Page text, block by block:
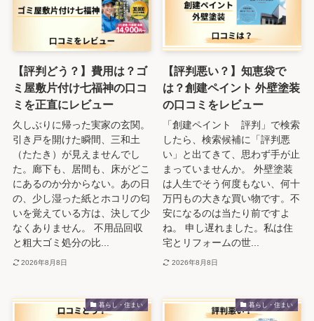
【評判どう？】費用は？ゴ
ミ屋敷片付け七福神の口コ
ミを正直にレビュー
久しぶりに帰った実家の玄関。
引き戸を開けた瞬間、三和土
（たたき）が見えませんでし
た。廊下も、居間も、床がどこ
にあるのか分からない。あの日
の、少し湿った紙とホコリの匂
いを覚えている方は、決して少
なくありません。 不用品回収
と粗大ゴミ処分の比...
2026年8月8日
【評判悪い？】知恵袋で
は？創建ペイント 外壁塗装
の口コミをレビュー
「創建ペイント 評判」で検索
したら、検索候補に「評判悪
い」と出てきて、思わず手が止
まっていませんか。 外壁塗装
は人生でそう何度もない、何十
万円もの大きな買い物です。不
安になるのは当たり前ですよ
ね。 申し遅れました。私は住
宅とリフォームの世...
2026年8月8日
暮らし・住まい 暮らし・住まい